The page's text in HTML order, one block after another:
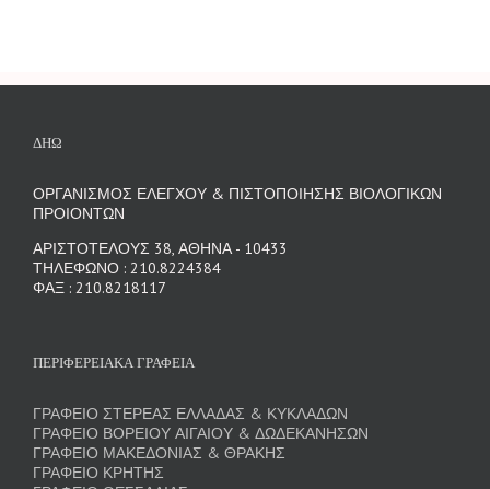
ΔΗΩ
ΟΡΓΑΝΙΣΜΟΣ ΕΛΕΓΧΟΥ & ΠΙΣΤΟΠΟΙΗΣΗΣ ΒΙΟΛΟΓΙΚΩΝ
ΠΡΟΙΟΝΤΩΝ
ΑΡΙΣΤΟΤΕΛΟΥΣ 38, ΑΘΗΝΑ - 10433
ΤΗΛΕΦΩΝΟ : 210.8224384
ΦΑΞ : 210.8218117
ΠΕΡΙΦΕΡΕΙΑΚΑ ΓΡΑΦΕΙΑ
ΓΡΑΦΕΙΟ ΣΤΕΡΕΑΣ ΕΛΛΑΔΑΣ & ΚΥΚΛΑΔΩΝ
ΓΡΑΦΕΙΟ ΒΟΡΕΙΟΥ ΑΙΓΑΙΟΥ & ΔΩΔΕΚΑΝΗΣΩΝ
ΓΡΑΦΕΙΟ ΜΑΚΕΔΟΝΙΑΣ & ΘΡΑΚΗΣ
ΓΡΑΦΕΙΟ ΚΡΗΤΗΣ